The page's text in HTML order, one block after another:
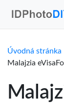
Úvodná stránka
Malajzia